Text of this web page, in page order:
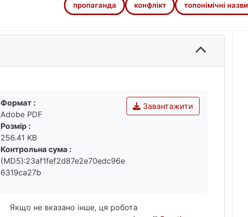
пропаганда конфлікт топонімічні назви
Завантажити
Формат :
Adobe PDF
Розмір :
256.41 KB
Контрольна сума :
(MD5):23af1fef2d87e2e70edc96e
6319ca27b
Якщо не вказано інше, ця робота